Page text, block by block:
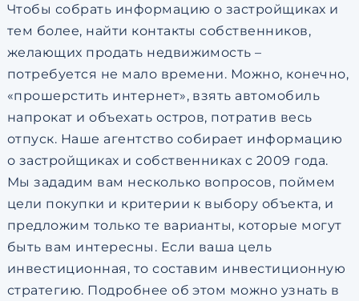
Чтобы собрать информацию о застройщиках и
тем более, найти контакты собственников,
желающих продать недвижимость –
потребуется не мало времени. Можно, конечно,
«прошерстить интернет», взять автомобиль
напрокат и объехать остров, потратив весь
отпуск. Наше агентство собирает информацию
о застройщиках и собственниках с 2009 года.
Мы зададим вам несколько вопросов, поймем
цели покупки и критерии к выбору объекта, и
предложим только те варианты, которые могут
быть вам интересны. Если ваша цель
инвестиционная, то составим инвестиционную
стратегию. Подробнее об этом можно узнать в